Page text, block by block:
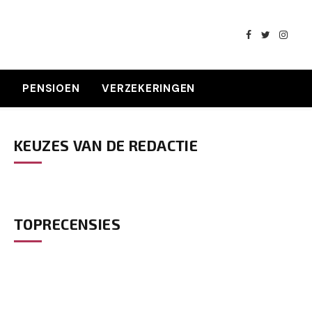
Facebook
Twitter
PENSIOEN VERZEKERINGEN
KEUZES VAN DE REDACTIE
TOPRECENSIES